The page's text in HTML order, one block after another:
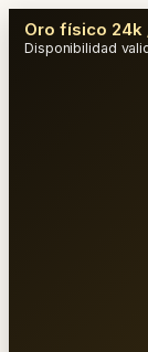
Oro físico
Disponibilidad